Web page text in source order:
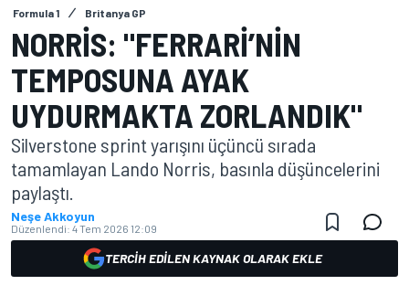
Formula 1 Britanya GP
NORRIS: "FERRARI’NIN
TEMPOSUNA AYAK
UYDURMAKTA ZORLANDIK"
Silverstone sprint yarışını üçüncü sırada
tamamlayan Lando Norris, basınla düşüncelerini
paylaştı.
Neşe Akkoyun
Düzenlendi: 4 Tem 2026 12:09
TERCIH EDILEN KAYNAK OLARAK EKLE